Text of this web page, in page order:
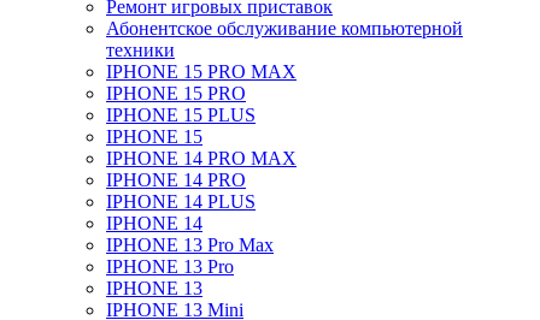
Ремонт игровых приставок
Абонентское обслуживание компьютерной
техники
IPHONE 15 PRO MAX
IPHONE 15 PRO
IPHONE 15 PLUS
IPHONE 15
IPHONE 14 PRO MAX
IPHONE 14 PRO
IPHONE 14 PLUS
IPHONE 14
IPHONE 13 Pro Max
IPHONE 13 Pro
IPHONE 13
IPHONE 13 Mini